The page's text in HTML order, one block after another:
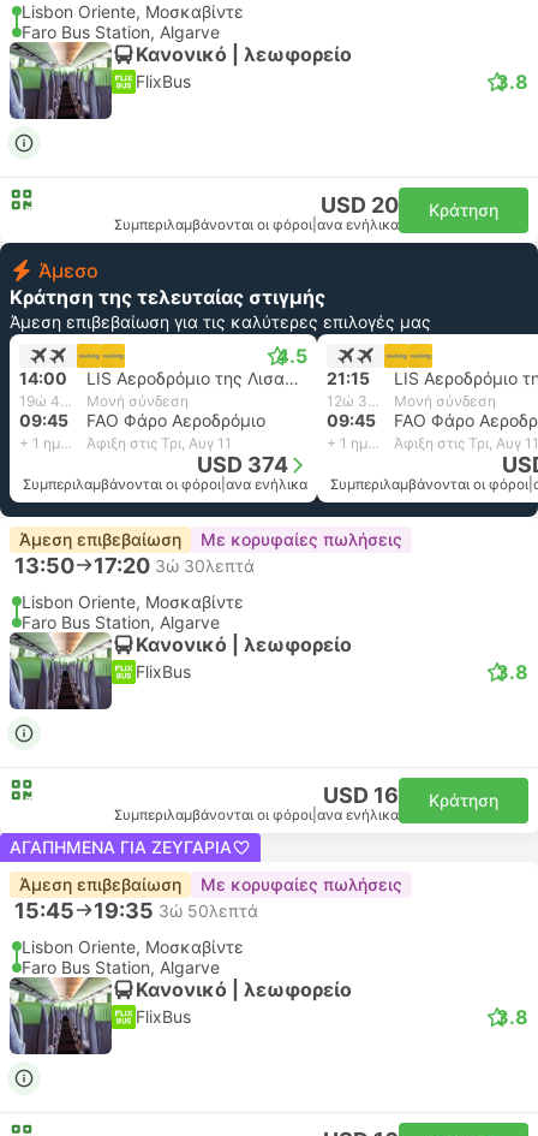
Lisbon Oriente, Μοσκαβίντε
Faro Bus Station, Algarve
Κανονικό | λεωφορείο
FlixBus 3.8
USD 20
Συμπεριλαμβάνονται οι φόροι ανα ενήλικα
Κράτηση
Άμεσο
Κράτηση της τελευταίας στιγμής
Άμεση επιβεβαίωση για τις καλύτερες επιλογές μας
4.5
14:00 LIS Αεροδρόμιο της Λισαβόνας
19ώ 45λεπτά Μονή σύνδεση
09:45 FAO Φάρο Αεροδρόμιο
+ 1 ημέρα Άφιξη στις Τρι, Αυγ 11
USD 374
Συμπεριλαμβάνονται οι φόροι ανα ενήλικα
21:15
12ώ 30λεπτά Μονή σύνδεση
09:45 FAO Φάρο
+ 1 ημέρα Άφιξη στις Τρι, Αυγ 11
Συμπεριλαμβάνονται οι φόροι
Άμεση επιβεβαίωση Με κορυφαίες πωλήσεις
13:50 17:20 3ώ 30λεπτά
Lisbon Oriente, Μοσκαβίντε
Faro Bus Station, Algarve
Κανονικό | λεωφορείο
FlixBus 3.8
USD 16
Συμπεριλαμβάνονται οι φόροι ανα ενήλικα
Κράτηση
ΑΓΑΠΗΜΈΝΑ ΓΙΑ ΖΕΥΓΆΡΙΑ
Άμεση επιβεβαίωση
Με κορυφαίες πωλήσεις
15:45 19:35 3ώ 50λεπτά
Lisbon Oriente, Μοσκαβίντε
Faro Bus Station, Algarve
Κανονικό | λεωφορείο
FlixBus 3.8